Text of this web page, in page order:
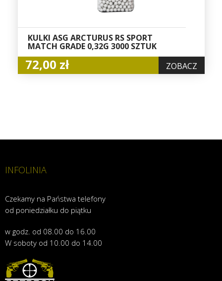
KULKI ASG ARCTURUS RS SPORT
MATCH GRADE 0,32G 3000 SZTUK
72,00 zł ZOBACZ
INFOLINIA
Czekamy na Państwa telefony
od poniedziałku do piątku
w godz. od 08.00 do 16.00
W soboty od 10.00 do 14.00